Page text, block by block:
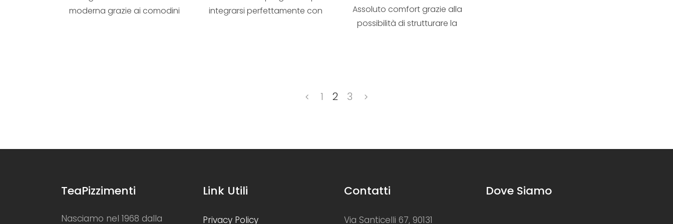
moderna grazie ai comodini
integrarsi perfettamente con
Assoluto comfort grazie alla
possibilità di strutturare la
1 2 3
TeaPizzimenti
Nasciamo nel 1968 dalla
Link Utili
Privacy Policy
Contatti
Via Santicelli 67, 90131
Dove Siamo